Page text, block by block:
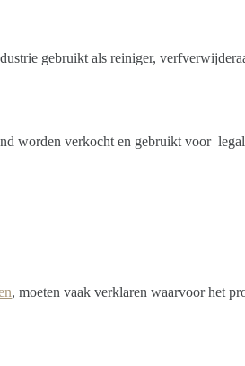
gebruikt als reiniger,
worden verkocht en gebruikt voor
, moeten vaak verklaren waarvoor het